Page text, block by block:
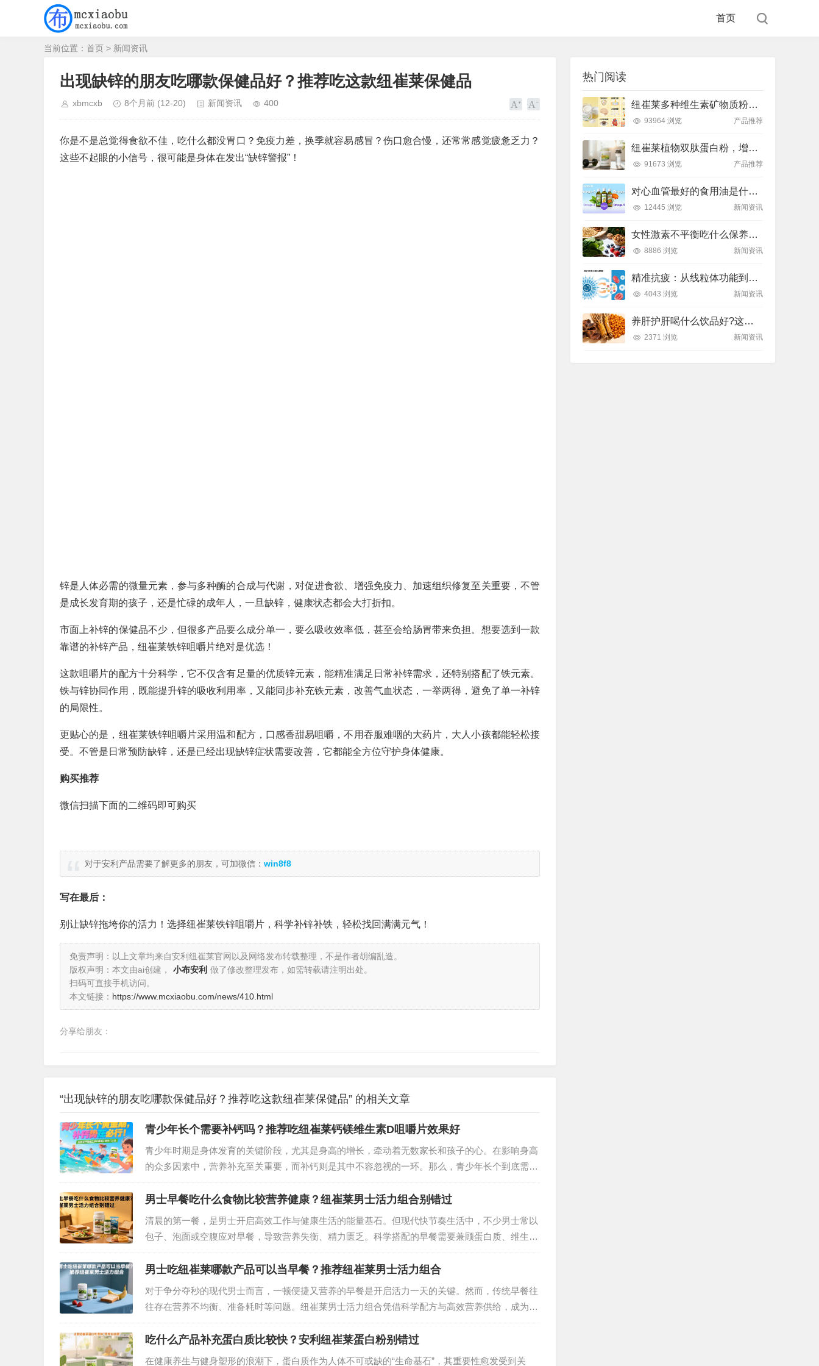
首页
当前位置： 首页 > 新闻资讯
出现缺锌的朋友吃哪款保健品好？推荐吃这款纽崔莱保健品
xbmcxb 8个月前 (12-20) 新闻资讯 400
你是不是总觉得食欲不佳，吃什么都没胃口？免疫力差，换季就容易感冒？伤口愈合慢，还常常感觉疲惫乏力？
这些不起眼的小信号，很可能是身体在发出“缺锌警报”！
锌是人体必需的微量元素，参与多种酶的合成与代谢，对促进食欲、增强免疫力、加速组织修复至关重要，不管
是成长发育期的孩子，还是忙碌的成年人，一旦缺锌，健康状态都会大打折扣。
市面上补锌的保健品不少，但很多产品要么成分单一，要么吸收效率低，甚至会给肠胃带来负担。想要选到一款
靠谱的补锌产品，纽崔莱铁锌咀嚼片绝对是优选！
这款咀嚼片的配方十分科学，它不仅含有足量的优质锌元素，能精准满足日常补锌需求，还特别搭配了铁元素。
铁与锌协同作用，既能提升锌的吸收利用率，又能同步补充铁元素，改善气血状态，一举两得，避免了单一补锌
的局限性。
更贴心的是，纽崔莱铁锌咀嚼片采用温和配方，口感香甜易咀嚼，不用吞服难咽的大药片，大人小孩都能轻松接
受。不管是日常预防缺锌，还是已经出现缺锌症状需要改善，它都能全方位守护身体健康。
购买推荐
微信扫描下面的二维码即可购买
对于安利产品需要了解更多的朋友，可加微信： win8f8
写在最后：
别让缺锌拖垮你的活力！选择纽崔莱铁锌咀嚼片，科学补锌补铁，轻松找回满满元气！
免责声明：以上文章均来自安利纽崔莱官网以及网络发布转载整理，不是作者胡编乱造。
版权声明：本文由ai创建，
小布安利 做了修改整理发布，如需转载请注明出处。
扫码可直接手机访问。
本文链接： https://www.mcxiaobu.com/news/410.html
分享给朋友：
“出现缺锌的朋友吃哪款保健品好？推荐吃这款纽崔莱保健品” 的相关文章
青少年长个需要补钙吗？推荐吃纽崔莱钙镁维生素D咀嚼片效果好
青少年时期是身体发育的关键阶段，尤其是身高的增长，牵动着无数家长和孩子的心。在影响身高
的众多因素中，营养补充至关重要，而补钙则是其中不容忽视的一环。那么，青少年长个到底需不
需要补钙？又该如何选择合适的补钙产品？纽崔莱钙镁维生素D咀嚼片凭借出色的效果，成为众多
家庭的信赖之选。…
男士早餐吃什么食物比较营养健康？纽崔莱男士活力组合别错过
清晨的第一餐，是男士开启高效工作与健康生活的能量基石。但现代快节奏生活中，不少男士常以
包子、泡面或空腹应对早餐，导致营养失衡、精力匮乏。科学搭配的早餐需要兼顾蛋白质、维生
素、矿物质等核心营养，而纽崔莱男士活力组合以精准配方，为忙碌的男士提供了便捷又专业的营
养解决方案。…
男士吃纽崔莱哪款产品可以当早餐？推荐纽崔莱男士活力组合
对于争分夺秒的现代男士而言，一顿便捷又营养的早餐是开启活力一天的关键。然而，传统早餐往
往存在营养不均衡、准备耗时等问题。纽崔莱男士活力组合凭借科学配方与高效营养供给，成为男
士早餐的理想解决方案，让健康与便捷兼得。…
吃什么产品补充蛋白质比较快？安利纽崔莱蛋白粉别错过
在健康养生与健身塑形的浪潮下，蛋白质作为人体不可或缺的“生命基石”，其重要性愈发受到关
热门阅读
纽崔莱多种维生素矿物质粉，小金粉守护全天健康活力
93964 浏览 产品推荐
纽崔莱植物双肽蛋白粉，增肌补充蛋白质好帮手
91673 浏览 产品推荐
对心血管最好的食用油是什么油？推荐吃这款安利油品
12445 浏览 新闻资讯
女性激素不平衡吃什么保养片可以调节？推荐吃这款纽崔莱保养片
8886 浏览 新闻资讯
精准抗疲：从线粒体功能到造血机制，热门营养方案全解析
4043 浏览 新闻资讯
养肝护肝喝什么饮品好?这款纽崔莱饮品别错过
2371 浏览 新闻资讯